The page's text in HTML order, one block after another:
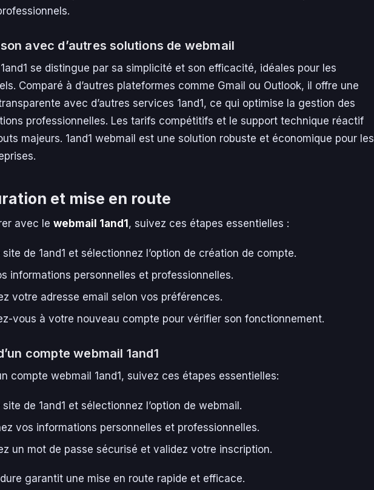
avec d’autres solutions de webmail
se distingue par sa simplicité et son efficacité, idéales pour les
Comparé à d’autres plateformes comme Gmail ou Outlook, il offre une
avec d’autres services 1and1, ce qui optimise la gestion des
professionnelles. Les tarifs compétitifs et le support technique réactif
majeurs. 1and1 webmail est une solution robuste et économique pour les
et mise en route
avec le webmail 1and1, suivez ces étapes essentielles :
de 1and1 et sélectionnez l’option de création de compte.
informations personnelles et professionnelles.
votre adresse email selon vos préférences.
vous à votre nouveau compte pour vérifier son fonctionnement.
compte webmail 1and1
compte webmail 1and1, suivez ces étapes essentielles:
de 1and1 et sélectionnez l’option de webmail.
vos informations personnelles et professionnelles.
un mot de passe sécurisé et validez votre inscription.
garantit une mise en route rapide et efficace.